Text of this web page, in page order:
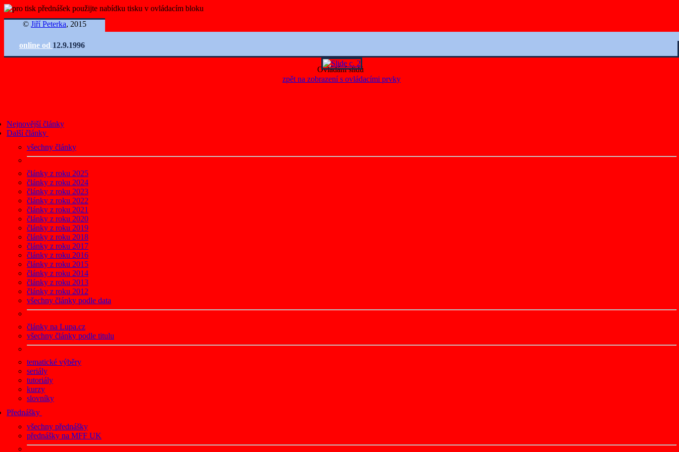
© Jiří Peterka, 2015
online od 12.9.1996
Ovládání slidů
Nejnovější články
Další články
všechny články
články z roku 2025
články z roku 2024
články z roku 2023
články z roku 2022
články z roku 2021
články z roku 2020
články z roku 2019
články z roku 2018
články z roku 2017
články z roku 2016
články z roku 2015
články z roku 2014
články z roku 2013
články z roku 2012
všechny články podle data
články na Lupa.cz
všechny články podle titulu
tematické výběry
seriály
tutoriály
kurzy
slovníky
Přednášky
všechny přednášky
přednášky na MFF UK
zpět na zobrazení s ovládacími prvky